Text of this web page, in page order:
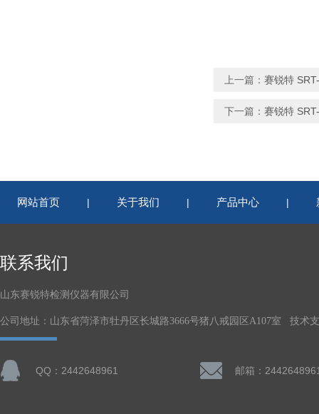
上一篇： 赛锐特
下一篇： 赛锐特
网站首页 | 关于我们 | 产品中心 |
联系我们
山东赛锐特检测仪器有限公司
公司地址：山东省菏泽市牡丹区长城路3666号猪八戒园区A107室 技术
QQ：2442648961 邮箱：